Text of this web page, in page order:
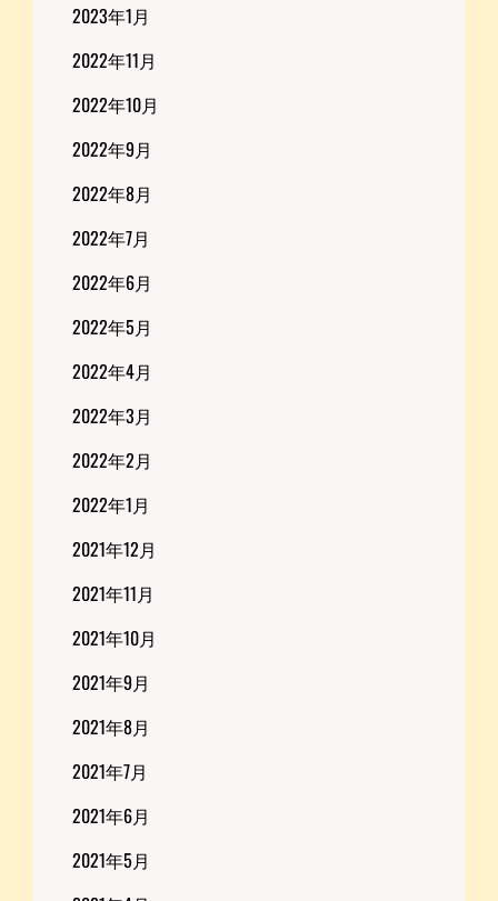
2023年1月
2022年11月
2022年10月
2022年9月
2022年8月
2022年7月
2022年6月
2022年5月
2022年4月
2022年3月
2022年2月
2022年1月
2021年12月
2021年11月
2021年10月
2021年9月
2021年8月
2021年7月
2021年6月
2021年5月